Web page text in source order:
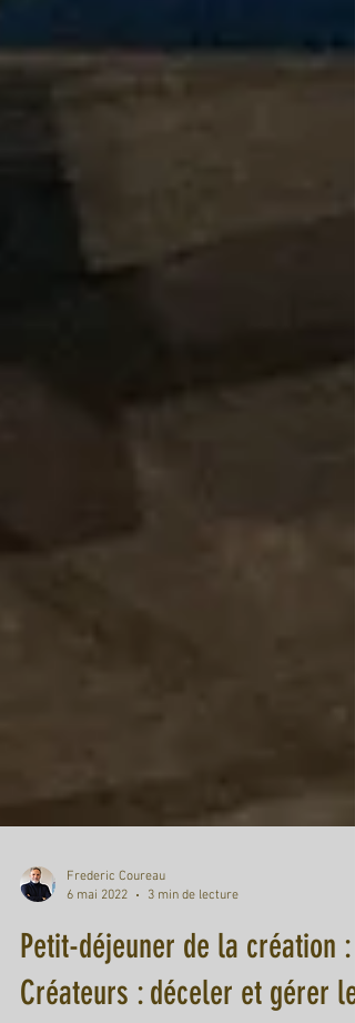
Frederic Coureau
6 mai 2022
3 min de lecture
Petit-déjeuner de la création :